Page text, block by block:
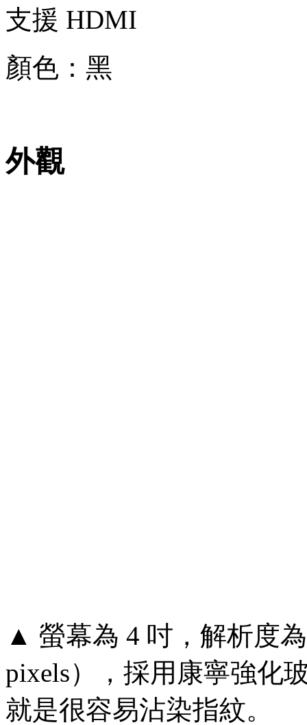
支援 HDMI
顏色：黑
外觀
▲ 螢幕為 4 吋，解析度
pixels），採用康寧強化
就是很容易沾染指紋。